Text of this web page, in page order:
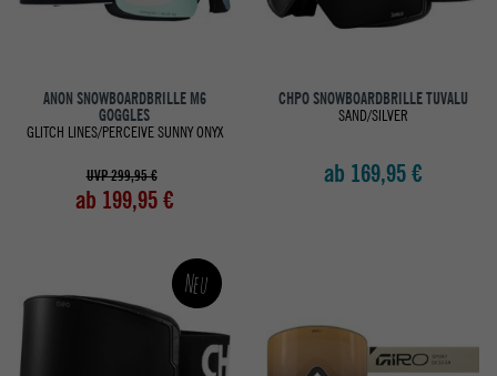
ANON SNOWBOARDBRILLE M6
GOGGLES
GLITCH LINES/PERCEIVE SUNNY ONYX
UVP 299,95 €
ab 199,95 €
CHPO SNOWBOARDBRILLE TUVALU
SAND/SILVER
ab 169,95 €
Neu